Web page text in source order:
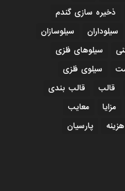
ذخیره سازی گندم
سیلوداران
سیلوسازان
سیلوهای فلزی
سیلوی فلزی
قالب
قالب بندی
مزایا
معایب
هزینه
پارسیان